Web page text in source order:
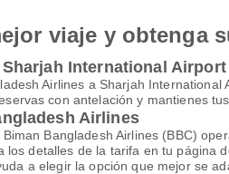
viaje y obtenga
International Airport
Airlines a Sharjah
con antelación y mantienes
Airlines
Bangladesh Airlines (BBC)
los detalles de la tarifa en tu página
a elegir la opción que mejor se